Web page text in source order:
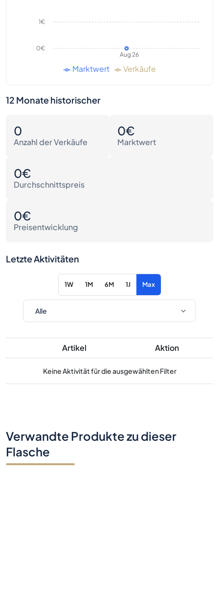
Aug 26
0€
1€
Marktwert Verkäufe
12 Monate historischer
0
Anzahl der Verkäufe
0€
Marktwert
0€
Durchschnittspreis
0€
Preisentwicklung
Letzte Aktivitäten
1W 1M 6M 1J Max
Artikel Aktion
Keine Aktivität für die ausgewählten Filter
Verwandte Produkte zu dieser
Flasche